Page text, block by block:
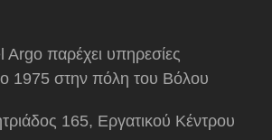
Argo παρέχει υπηρεσίες
1975 στην πόλη του Βόλου
165, Εργατικού Κέντρου